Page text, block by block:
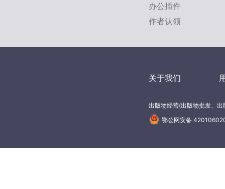
办公插件
作者认领
关于我们
出版物经营(出版物批发、
鄂公网安备